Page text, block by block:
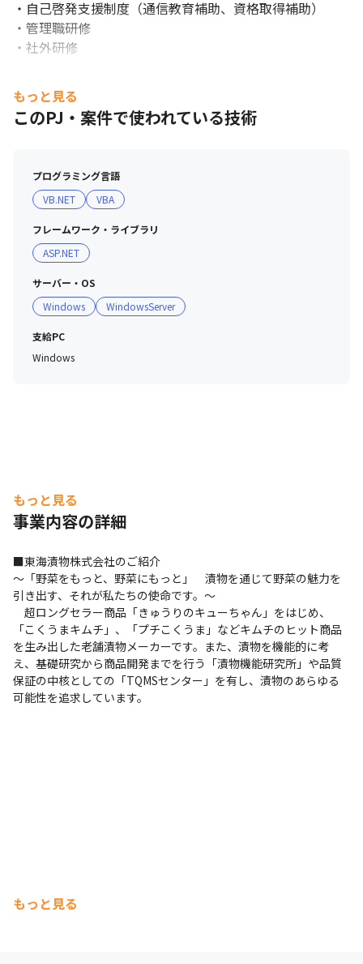
・自己啓発支援制度（通信教育補助、資格取得補助）
・管理職研修
・社外研修
「きゅうりのキューちゃん」CM
「こくうまキムチ」CM
もっと見る
このPJ・案件で使われている技術
プログラミング言語
VB.NET
VBA
フレームワーク・ライブラリ
ASP.NET
サーバー・OS
Windows
WindowsServer
支給PC
Windows
もっと見る
事業内容の詳細
■東海漬物株式会社のご紹介
～「野菜をもっと、野菜にもっと」　漬物を通じて野菜の魅力を
引き出す、それが私たちの使命です。～
超ロングセラー商品「きゅうりのキューちゃん」をはじめ、
「こくうまキムチ」、「プチこくうま」などキムチのヒット商品
を生み出した老舗漬物メーカーです。また、漬物を機能的に考
え、基礎研究から商品開発までを行う「漬物機能研究所」や品質
保証の中核としての「TQMSセンター」を有し、漬物のあらゆる
可能性を追求しています。
もっと見る